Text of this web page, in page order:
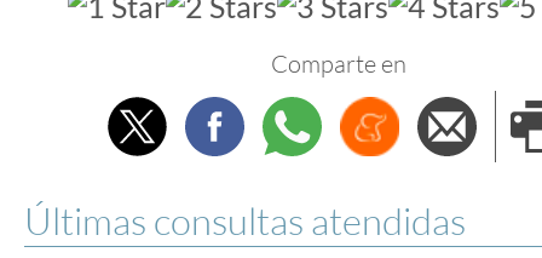
Comparte en
TwitterFacebookWhatsappMenéame
Últimas consultas atendidas